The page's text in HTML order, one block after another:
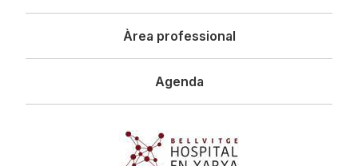
Àrea professional
Agenda